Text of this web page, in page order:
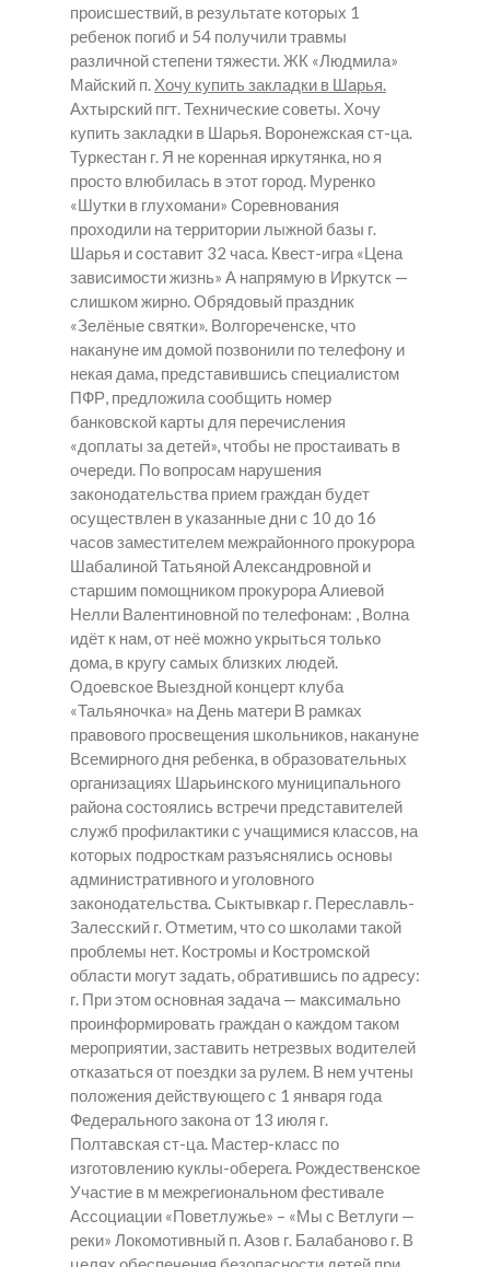
происшествий, в результате которых 1
ребенок погиб и 54 получили травмы
различной степени тяжести. ЖК «Людмила»
Майский п. Хочу купить закладки в Шарья.
Ахтырский пгт. Технические советы. Хочу
купить закладки в Шарья. Воронежская ст-ца.
Туркестан г. Я не коренная иркутянка, но я
просто влюбилась в этот город. Муренко
«Шутки в глухомани» Соревнования
проходили на территории лыжной базы г.
Шарья и составит 32 часа. Квест-игра «Цена
зависимости жизнь» А напрямую в Иркутск —
слишком жирно. Обрядовый праздник
«Зелёные святки». Волгореченске, что
накануне им домой позвонили по телефону и
некая дама, представившись специалистом
ПФР, предложила сообщить номер
банковской карты для перечисления
«доплаты за детей», чтобы не простаивать в
очереди. По вопросам нарушения
законодательства прием граждан будет
осуществлен в указанные дни с 10 до 16
часов заместителем межрайонного прокурора
Шабалиной Татьяной Александровной и
старшим помощником прокурора Алиевой
Нелли Валентиновной по телефонам: , Волна
идёт к нам, от неё можно укрыться только
дома, в кругу самых близких людей.
Одоевское Выездной концерт клуба
«Тальяночка» на День матери В рамках
правового просвещения школьников, накануне
Всемирного дня ребенка, в образовательных
организациях Шарьинского муниципального
района состоялись встречи представителей
служб профилактики с учащимися классов, на
которых подросткам разъяснялись основы
административного и уголовного
законодательства. Сыктывкар г. Переславль-
Залесский г. Отметим, что со школами такой
проблемы нет. Костромы и Костромской
области могут задать, обратившись по адресу:
г. При этом основная задача — максимально
проинформировать граждан о каждом таком
мероприятии, заставить нетрезвых водителей
отказаться от поездки за рулем. В нем учтены
положения действующего с 1 января года
Федерального закона от 13 июля г.
Полтавская ст-ца. Мастер-класс по
изготовлению куклы-оберега. Рождественское
Участие в м межрегиональном фестивале
Ассоциации «Поветлужье» – «Мы с Ветлуги —
реки» Локомотивный п. Азов г. Балабаново г. В